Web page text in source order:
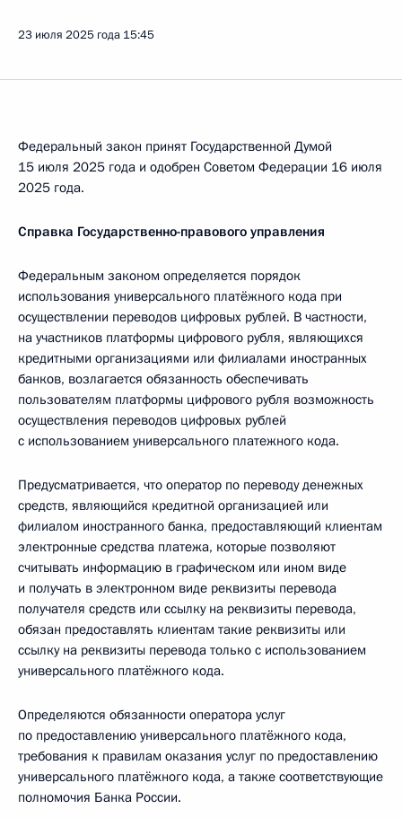
23 июля 2025 года 15:45
Федеральный закон принят Государственной Думой
15 июля 2025 года и одобрен Советом Федерации 16 июля
2025 года.
Справка Государственно-правового управления
Федеральным законом определяется порядок
использования универсального платёжного кода при
осуществлении переводов цифровых рублей. В частности,
на участников платформы цифрового рубля, являющихся
кредитными организациями или филиалами иностранных
банков, возлагается обязанность обеспечивать
пользователям платформы цифрового рубля возможность
осуществления переводов цифровых рублей
с использованием универсального платежного кода.
Предусматривается, что оператор по переводу денежных
средств, являющийся кредитной организацией или
филиалом иностранного банка, предоставляющий клиентам
электронные средства платежа, которые позволяют
считывать информацию в графическом или ином виде
и получать в электронном виде реквизиты перевода
получателя средств или ссылку на реквизиты перевода,
обязан предоставлять клиентам такие реквизиты или
ссылку на реквизиты перевода только с использованием
универсального платёжного кода.
Определяются обязанности оператора услуг
по предоставлению универсального платёжного кода,
требования к правилам оказания услуг по предоставлению
универсального платёжного кода, а также соответствующие
полномочия Банка России.